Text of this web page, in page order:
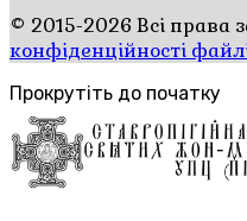
© 2015-2026 Всі права
конфіденційності
Прокрутіть до початку